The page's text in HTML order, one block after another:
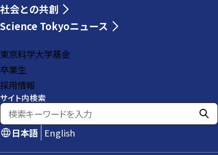
社会との共創
Science Tokyoニュース
東京科学大学基金
卒業生
採用情報
サイト内検索
日本語 English